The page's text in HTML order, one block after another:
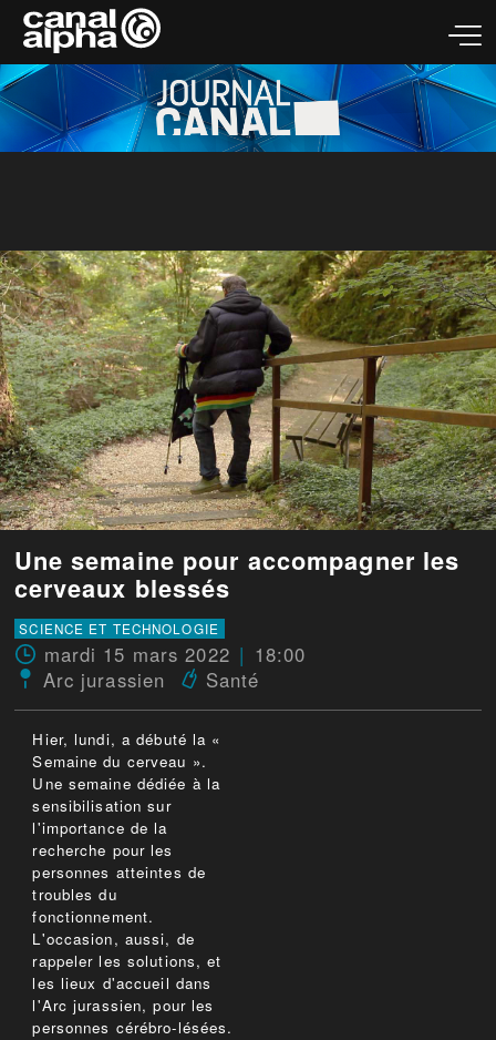
Une semaine pour accompagner les
cerveaux blessés
SCIENCE ET TECHNOLOGIE
mardi 15 mars 2022
18:00
Arc jurassien
Santé
Hier, lundi, a débuté la «
Semaine du cerveau ».
Une semaine dédiée à la
sensibilisation sur
l'importance de la
recherche pour les
personnes atteintes de
troubles du
fonctionnement.
L'occasion, aussi, de
rappeler les solutions, et
les lieux d'accueil dans
l'Arc jurassien, pour les
personnes cérébro-lésées.